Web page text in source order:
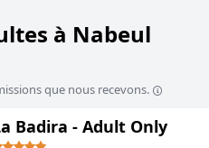
à Nabeul
que nous recevons.
Badira - Adult Only